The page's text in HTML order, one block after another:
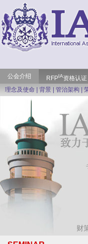
公会介绍 RFPIA资格认证
理念及使命
背景 管治架构
财